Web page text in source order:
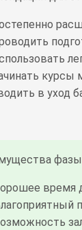
курсы
в уход
фазы
время